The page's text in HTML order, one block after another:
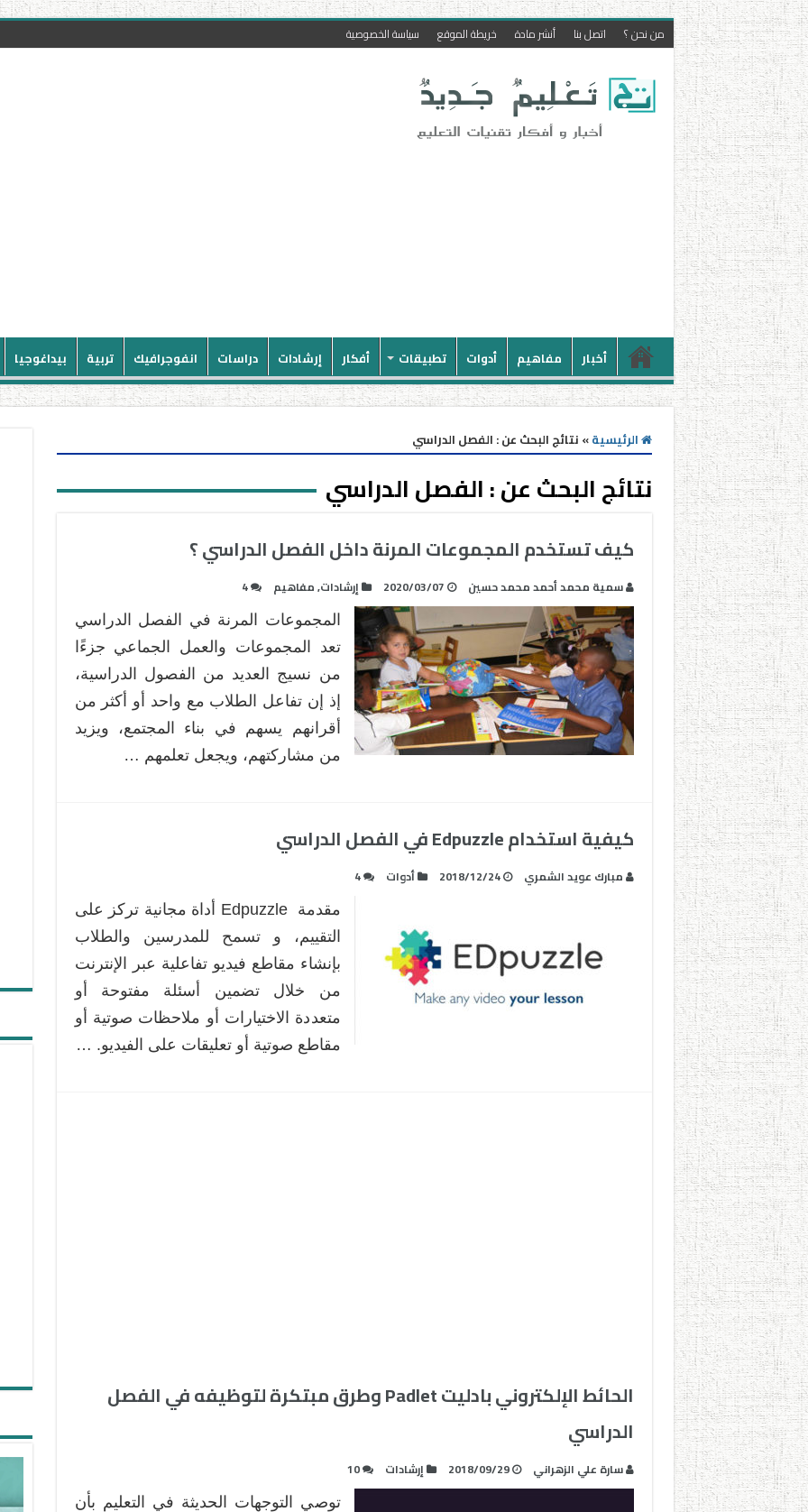
من نحن ؟ اتصل بنا أنشر مادة خريطة الموقع سياسة الخصوصية
أخبار مفاهيم أدوات تطبيقات أفكار إرشادات دراسات انفوجرافيك تربية بيداغوجيا
الرئيسية» نتائج البحث عن : الفصل الدراسي
نتائج البحث عن :الفصل الدراسي
كيف تستخدم المجموعات المرنة داخل الفصل الدراسي ؟
سمية محمد أحمد محمد حسين 2020/03/07 إرشادات,مفاهيم 4
المجموعات المرنة في الفصل الدراسي
تعد المجموعات والعمل الجماعي جزءًا
من نسيج العديد من الفصول الدراسية،
إذ إن تفاعل الطلاب مع واحد أو أكثر من
أقرانهم يسهم في بناء المجتمع، ويزيد
من مشاركتهم، ويجعل تعلمهم …
كيفية استخدام Edpuzzle في الفصل الدراسي
مبارك عويد الشمري 2018/12/24 أدوات 4
مقدمة Edpuzzle أداة مجانية تركز على
التقييم، و تسمح للمدرسين والطلاب
بإنشاء مقاطع فيديو تفاعلية عبر الإنترنت
من خلال تضمين أسئلة مفتوحة أو
متعددة الاختيارات أو ملاحظات صوتية أو
مقاطع صوتية أو تعليقات على الفيديو. …
الحائط الإلكتروني بادليت Padlet وطرق مبتكرة لتوظيفه في الفصل
الدراسي
سارة علي الزهراني 2018/09/29 إرشادات 10
توصي التوجهات الحديثة في التعليم بأن